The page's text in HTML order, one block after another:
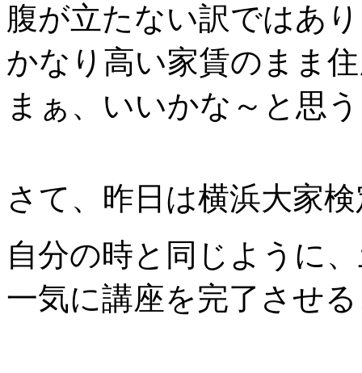
腹が立たない訳ではあ
かなり高い家賃のまま
まぁ、いいかな～と思
さて、昨日は横浜大家
自分の時と同じように
一気に講座を完了させ